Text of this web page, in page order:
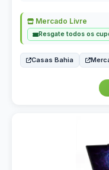
Mercado Livre
Resgate todos os
Casas Bahia